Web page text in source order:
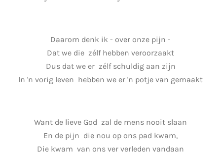
Daarom denk ik - over onze pijn -
Dat we die zélf hebben veroorzaakt
Dus dat we er zélf schuldig aan zijn
In 'n vorig leven hebben we er 'n potje van gemaakt
Want de lieve God zal de mens nooit slaan
En de pijn die nou op ons pad kwam,
Die kwam van ons ver verleden vandaan